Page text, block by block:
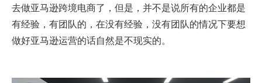
去做亚马逊跨境电商了，但是，并不是说所有的企业都是
有经验，有团队的，在没有经验，没有团队的情况下要想
做好亚马逊运营的话自然是不现实的。